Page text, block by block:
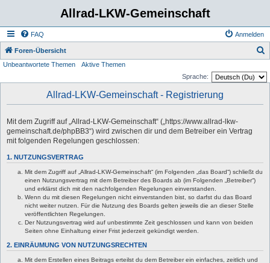
Allrad-LKW-Gemeinschaft
FAQ Anmelden
Foren-Übersicht
Unbeantwortete Themen
Aktive Themen
Sprache:
Allrad-LKW-Gemeinschaft - Registrierung
Mit dem Zugriff auf „Allrad-LKW-Gemeinschaft“ („https://www.allrad-lkw-
gemeinschaft.de/phpBB3“) wird zwischen dir und dem Betreiber ein Vertrag
mit folgenden Regelungen geschlossen:
1. NUTZUNGSVERTRAG
Mit dem Zugriff auf „Allrad-LKW-Gemeinschaft“ (im Folgenden „das Board“) schließt du
einen Nutzungsvertrag mit dem Betreiber des Boards ab (im Folgenden „Betreiber“)
und erklärst dich mit den nachfolgenden Regelungen einverstanden.
Wenn du mit diesen Regelungen nicht einverstanden bist, so darfst du das Board
nicht weiter nutzen. Für die Nutzung des Boards gelten jeweils die an dieser Stelle
veröffentlichten Regelungen.
Der Nutzungsvertrag wird auf unbestimmte Zeit geschlossen und kann von beiden
Seiten ohne Einhaltung einer Frist jederzeit gekündigt werden.
2. EINRÄUMUNG VON NUTZUNGSRECHTEN
Mit dem Erstellen eines Beitrags erteilst du dem Betreiber ein einfaches, zeitlich und